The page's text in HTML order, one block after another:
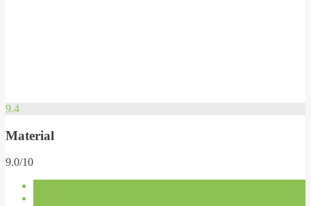
9.4
Material
9.0/10